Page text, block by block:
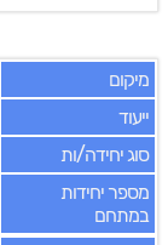
מיקום
ייעוד
סוג יחידה/ות
מספר יחידות
במתחם